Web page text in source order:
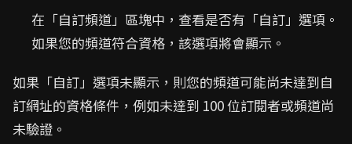
在「自訂頻道」區塊中，查看是否有「自訂」選項。
如果您的頻道符合資格，該選項將會顯示。
如果「自訂」選項未顯示，則您的頻道可能尚未達到自
訂網址的資格條件，例如未達到 100 位訂閱者或頻道尚
未驗證。